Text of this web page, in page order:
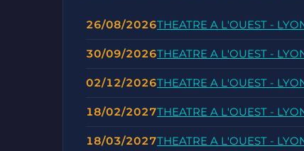
26/08/2026THEATRE A L'OUEST -
30/09/2026THEATRE A L'OUEST -
02/12/2026THEATRE A L'OUEST -
18/02/2027THEATRE A L'OUEST -
18/03/2027THEATRE A L'OUEST -